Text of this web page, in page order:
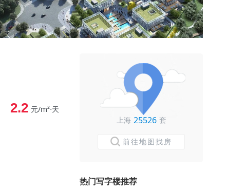
2.2 元/m²⋅天
上海 25526 套
前往地图找房
热门写字楼推荐